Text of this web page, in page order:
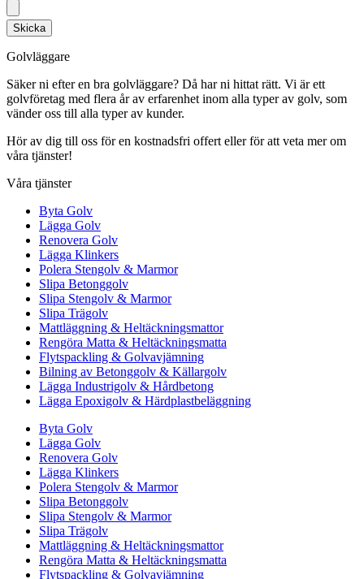
Skicka
Golvläggare
Säker ni efter en bra golvläggare? Då har ni hittat rätt. Vi är ett
golvföretag med flera år av erfarenhet inom alla typer av golv, som
vänder oss till alla typer av kunder.
Hör av dig till oss för en kostnadsfri offert eller för att veta mer om
våra tjänster!
Våra tjänster
Byta Golv
Lägga Golv
Renovera Golv
Lägga Klinkers
Polera Stengolv & Marmor
Slipa Betonggolv
Slipa Stengolv & Marmor
Slipa Trägolv
Mattläggning & Heltäckningsmattor
Rengöra Matta & Heltäckningsmatta
Flytspackling & Golvavjämning
Bilning av Betonggolv & Källargolv
Lägga Industrigolv & Hårdbetong
Lägga Epoxigolv & Härdplastbeläggning
Byta Golv
Lägga Golv
Renovera Golv
Lägga Klinkers
Polera Stengolv & Marmor
Slipa Betonggolv
Slipa Stengolv & Marmor
Slipa Trägolv
Mattläggning & Heltäckningsmattor
Rengöra Matta & Heltäckningsmatta
Flytspackling & Golvavjämning